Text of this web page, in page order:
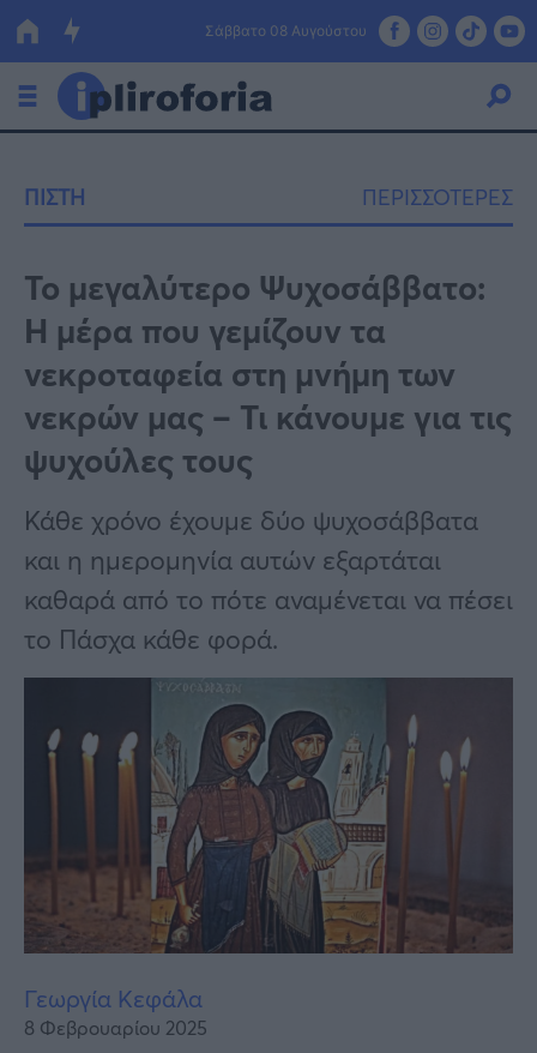
Σάββατο 08 Αυγούστου
Οικονομία
Πολιτική
Τράπεζες
Επιδοτήσεις
ΕΣΠΑ
Κόσμος
Lifestyle
Αθλητικά
Υγεία
Γυναίκα
Καιρός
ΠΙΣΤΗ ΠΕΡΙΣΣΟΤΕΡΕΣ
Το μεγαλύτερο Ψυχοσάββατο:
Η μέρα που γεμίζουν τα
νεκροταφεία στη μνήμη των
νεκρών μας – Τι κάνουμε για τις
ψυχούλες τους
Κάθε χρόνο έχουμε δύο ψυχοσάββατα
και η ημερομηνία αυτών εξαρτάται
καθαρά από το πότε αναμένεται να πέσει
το Πάσχα κάθε φορά.
Γεωργία Κεφάλα
8 Φεβρουαρίου 2025